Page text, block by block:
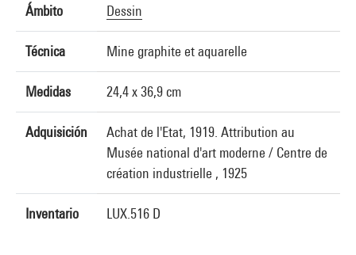
Ámbito Dessin
Técnica Mine graphite et aquarelle
Medidas 24,4 x 36,9 cm
Adquisición
Achat de l'Etat, 1919. Attribution au
Musée national d'art moderne / Centre de
création industrielle , 1925
Inventario LUX.516 D